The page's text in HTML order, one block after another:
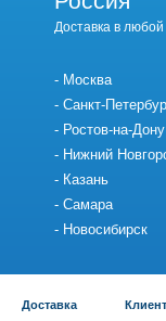
Доставка в
Москва
Санкт-
Ростов-на-Дону
Нижний
Казань
Самара
Новосибирск
Доставка